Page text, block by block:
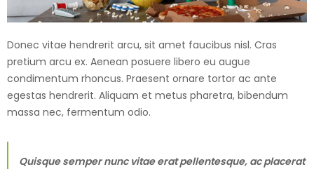
Donec vitae hendrerit arcu, sit amet faucibus nisl. Cras
pretium arcu ex. Aenean posuere libero eu augue
condimentum rhoncus. Praesent ornare tortor ac ante
egestas hendrerit. Aliquam et metus pharetra, bibendum
massa nec, fermentum odio.
Quisque semper nunc vitae erat pellentesque, ac placerat